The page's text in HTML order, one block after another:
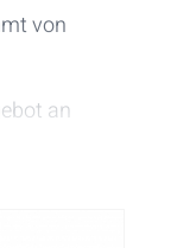
von
an